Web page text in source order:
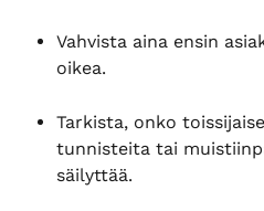
Vahvista aina ensin
oikea.
Tarkista, onko
tunnisteita tai
säilyttää.